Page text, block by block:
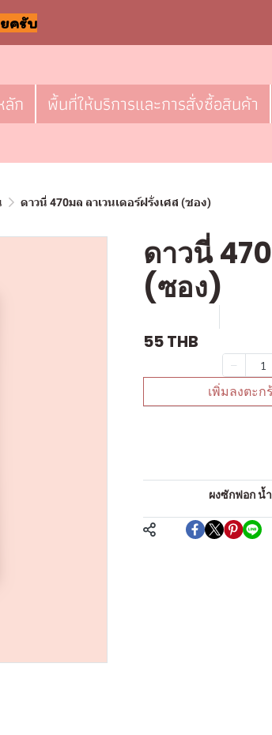
ครับ
ลัก พื้นที่ให้บริการและการสั่งซื้อสินค้า
ดาวนี่ 470มล ลาเวนเดอร์ฝรั่งเศส (ซอง)
ดาวนี่
(ซอง)
55 THB
เพิ่มลงตะก
ผงซักฟอก น้